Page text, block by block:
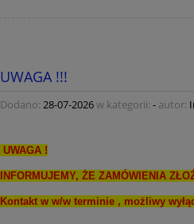
UWAGA !!!
Dodano: 28-07-2026w kategorii: - autor:
UWAGA !
INFORMUJEMY, ŻE ZAMÓWIENIA
Kontakt w w/w terminie , możliwy